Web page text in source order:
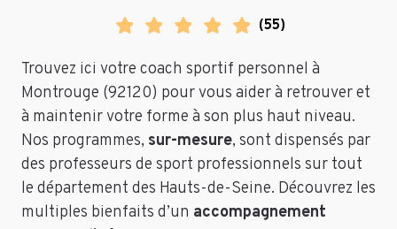
(55)
Trouvez ici votre coach sportif personnel à
Montrouge (92120) pour vous aider à retrouver et
à maintenir votre forme à son plus haut niveau.
Nos programmes, sur-mesure, sont dispensés par
des professeurs de sport professionnels sur tout
le département des Hauts-de-Seine. Découvrez les
multiples bienfaits d’un accompagnement